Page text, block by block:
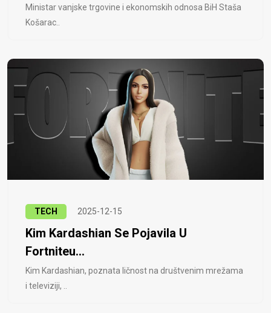
Ministar vanjske trgovine i ekonomskih odnosa BiH Staša
Košarac..
TECH 2025-12-15
Kim Kardashian Se Pojavila U
Fortniteu...
Kim Kardashian, poznata ličnost na društvenim mrežama
i televiziji, ..